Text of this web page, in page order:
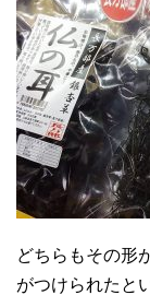
どちらもその形
がつけられたと